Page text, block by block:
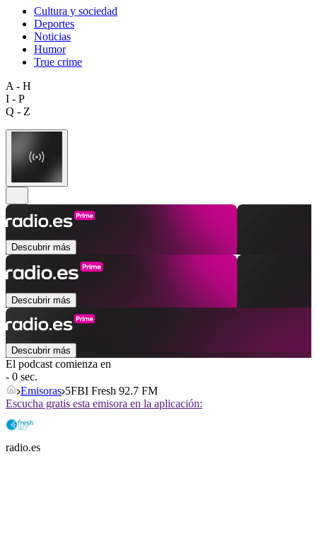
Cultura y sociedad
Deportes
Noticias
Humor
True crime
A - H
I - P
Q - Z
Descubrir más
Descubrir más
Descubrir más
El podcast comienza en
- 0 sec.
Emisoras 5FBI Fresh 92.7 FM
Escucha gratis esta emisora en la aplicación:
radio.es